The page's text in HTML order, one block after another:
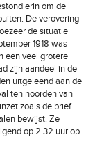
erin om de
De verovering
de situatie
1918 was
een veel grotere
zijn aandeel in de
uitgeleend aan de
ten noorden van
zoals de brief
bewijst. Ze
op 2.32 uur op